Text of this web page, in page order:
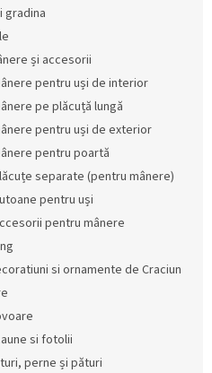
gradina
și accesorii
pentru uși de interior
pe plăcuță lungă
pentru uși de exterior
pentru poartă
separate (pentru mânere)
pentru uși
pentru mânere
si ornamente de Craciun
si fotolii
perne și pături